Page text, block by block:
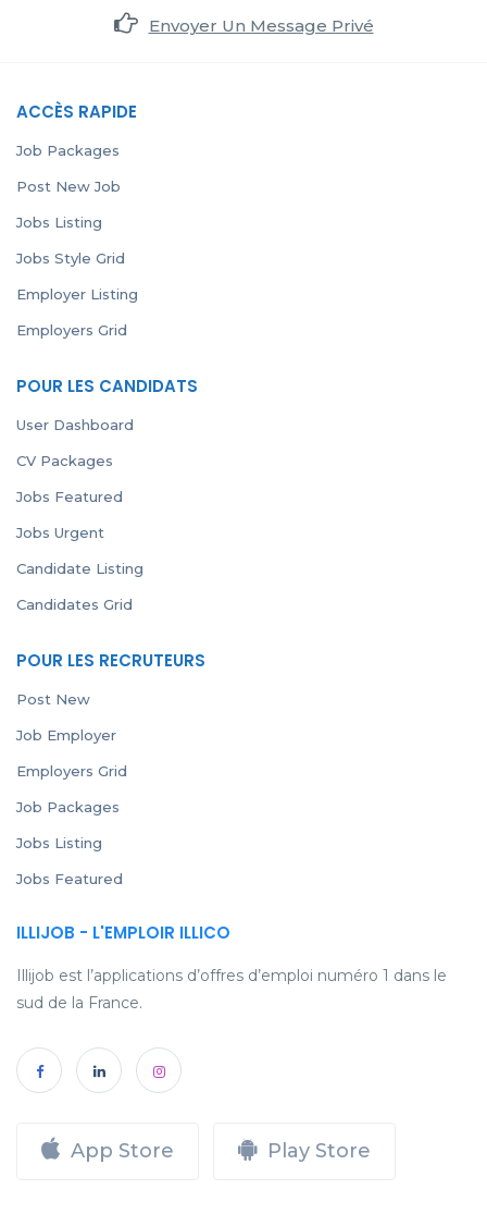
Envoyer Un Message Privé
ACCÈS RAPIDE
Job Packages
Post New Job
Jobs Listing
Jobs Style Grid
Employer Listing
Employers Grid
POUR LES CANDIDATS
User Dashboard
CV Packages
Jobs Featured
Jobs Urgent
Candidate Listing
Candidates Grid
POUR LES RECRUTEURS
Post New
Job Employer
Employers Grid
Job Packages
Jobs Listing
Jobs Featured
ILLIJOB - L'EMPLOIR ILLICO
Illijob est l’applications d’offres d’emploi numéro 1 dans le
sud de la France.
App Store Play Store